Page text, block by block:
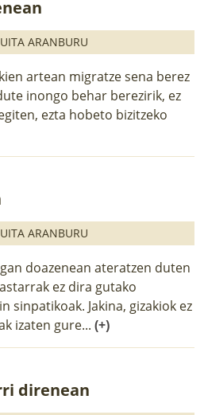
ARANBURU
artean migratze sena berez
inongo behar berezirik, ez
ezta hobeto bizitzeko
ARANBURU
doazenean ateratzen duten
ez dira gutako
sinpatikoak. Jakina, gizakiok ez
izaten gure... (+)
direnean